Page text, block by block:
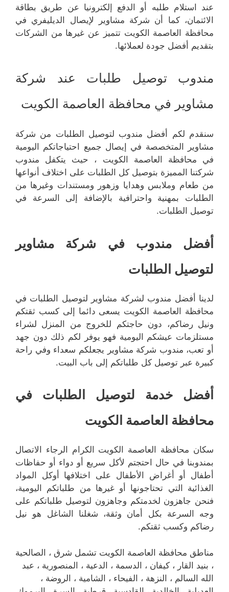
عند استلام طلبه أو الدفع إلكترونيا عن طريق بطاقة
الائتمان، كما أن شركة مشاوير لإيصال الديليفري في
محافظة العاصمة الكويت تتميز عن غيرها من الشركات
بتقديم أفضل جودة لعملائها.
مندوب توصيل طلبات عند شركة
مشاوير في محافظة العاصمة الكويت
سنقدم لكم أفضل مندوب لتوصيل الطلبات من شركة
مشاوير المتخصصة في إيصال جميع احتياجاتكم اليومية
في محافظة العاصمة الكويت ، حيث يتكفل مندوب
شركتنا المميزة بتوصيل كل الطلبات على اختلاف أنواعها
من طعام وملابس وهدايا وزهور ومستندات وغيرها من
الطلبات بمهنية واحترافية بالإضافة إلى السرعة في
توصيل الطلبات.
أفضل مندوب في شركة مشاوير
لتوصيل الطلبات
لدينا أفضل مندوب لشركة مشاوير لتوصيل الطلبات في
محافظة العاصمة الكويت يسعى دائما إلى كسب ثقتكم
ونيل رضاكم، دون حاجتكم للخروج من المنزل لشراء
مستلزمات عيشكم اليومية فهو يوفر لكم ذلك دون جهد
أو تعب، مندوب شركة مشاوير يجعلكم سعداء وفي راحة
كبيرة عبر توصيل كل طلباتكم إلى باب البيت.
أفضل خدمة لتوصيل الطلبات في
محافظة العاصمة الكويت
سكان محافظة العاصمة الكويت الكرام الرجاء الاتصال
بمندوبنا في حال احتجتم لأكل سريع أو دواء أو حفاظات
أطفال أو أغراض الأطفال على اختلافها أوكل المواد
الغذائية التي تحتاجونها أو غيرها من طلباتكم اليومية،
فنحن جاهزون لخدمتكم وجاهزون لتوصيل طلباتكم على
وجه السرعة بكل أمان وثقة، شغلنا الشاغل هو نيل
رضاكم وكسب ثقتكم.
مناطق محافظة العاصمة الكويت تشمل شرق ، الصالحية
، بنيد القار ، كيفان ، الدسمة ، الدعية ، المنصورية ، عبد
الله السالم ، النزهة ، الفيحاء ، الشامية ، الروضة ،